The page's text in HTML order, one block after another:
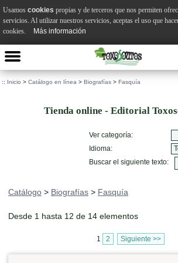
:: Inicio > Catálogo en línea > Biografías > Fasquía
Tienda online - Editorial
Ver categoría:
Idioma:
Buscar el siguiente texto:
Catálogo > Biografías > Fasquía
Desde 1 hasta 12 de 14 elementos
1 2 Siguiente >>
Usamos cookies propias y de terceros que nos permiten
servicios. Al utilizar nuestros servicios, aceptas el uso que
cookies.
Más información